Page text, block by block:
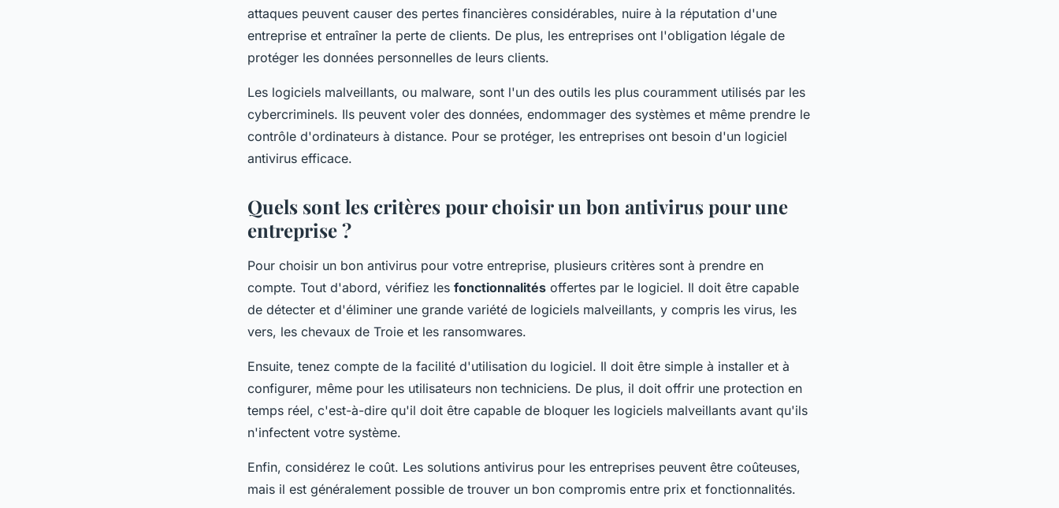
attaques peuvent causer des pertes financières considérables, nuire à la réputation d'une
entreprise et entraîner la perte de clients. De plus, les entreprises ont l'obligation légale de
protéger les données personnelles de leurs clients.
Les logiciels malveillants, ou malware, sont l'un des outils les plus couramment utilisés par les
cybercriminels. Ils peuvent voler des données, endommager des systèmes et même prendre le
contrôle d'ordinateurs à distance. Pour se protéger, les entreprises ont besoin d'un logiciel
antivirus efficace.
Quels sont les critères pour choisir un bon antivirus pour une
entreprise ?
Pour choisir un bon antivirus pour votre entreprise, plusieurs critères sont à prendre en
compte. Tout d'abord, vérifiez les fonctionnalités offertes par le logiciel. Il doit être capable
de détecter et d'éliminer une grande variété de logiciels malveillants, y compris les virus, les
vers, les chevaux de Troie et les ransomwares.
Ensuite, tenez compte de la facilité d'utilisation du logiciel. Il doit être simple à installer et à
configurer, même pour les utilisateurs non techniciens. De plus, il doit offrir une protection en
temps réel, c'est-à-dire qu'il doit être capable de bloquer les logiciels malveillants avant qu'ils
n'infectent votre système.
Enfin, considérez le coût. Les solutions antivirus pour les entreprises peuvent être coûteuses,
mais il est généralement possible de trouver un bon compromis entre prix et fonctionnalités.